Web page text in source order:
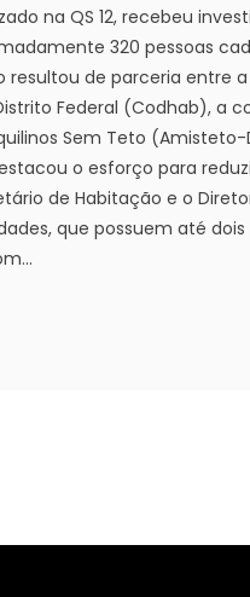
na QS 12, recebeu
320 pessoas
resultou de parceria entre
Federal (Codhab), a
Sem Teto (Amisteto-
o esforço para
de Habitação e o
que possuem até dois